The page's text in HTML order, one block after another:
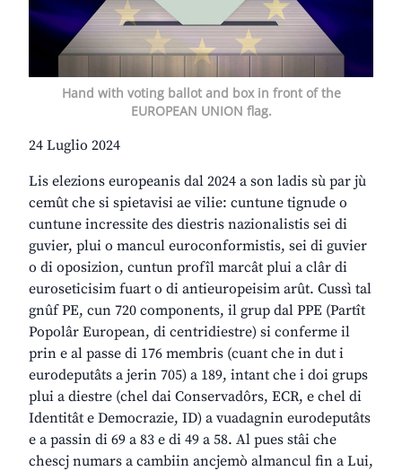
Hand with voting ballot and box in front of the
EUROPEAN UNION flag.
24 Luglio 2024
Lis elezions europeanis dal 2024 a son ladis sù par jù
cemût che si spietavisi ae vilie: cuntune tignude o
cuntune incressite des diestris nazionalistis sei di
guvier, plui o mancul euroconformistis, sei di guvier
o di oposizion, cuntun profîl marcât plui a clâr di
euroseticisim fuart o di antieuropeisim arût. Cussì tal
gnûf PE, cun 720 components, il grup dal PPE (Partît
Popolâr European, di centridiestre) si conferme il
prin e al passe di 176 membris (cuant che in dut i
eurodeputâts a jerin 705) a 189, intant che i doi grups
plui a diestre (chel dai Conservadôrs, ECR, e chel di
Identitât e Democrazie, ID) a vuadagnin eurodeputâts
e a passin di 69 a 83 e di 49 a 58. Al pues stâi che
chescj numars a cambiin ancjemò almancul fin a Lui,